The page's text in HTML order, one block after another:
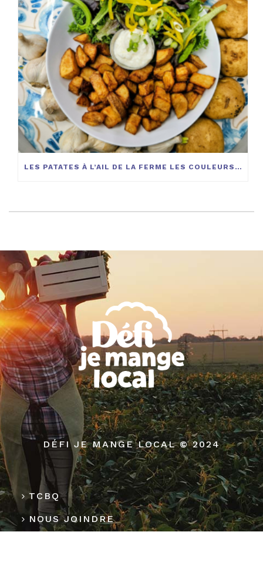
LES PATATES À L’AIL DE LA FERME LES COULEURS DE LA TERRE
DÉFI JE MANGE LOCAL © 2024
TCBQ
NOUS JOINDRE